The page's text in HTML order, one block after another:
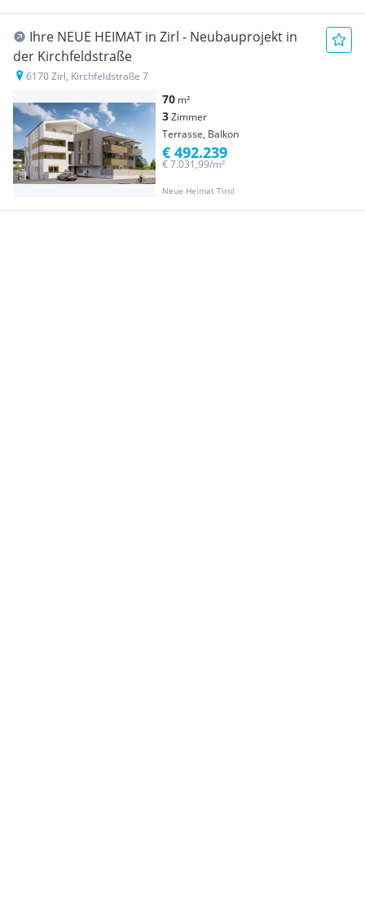
Ihre NEUE HEIMAT in Zirl - Neubauprojekt in
der Kirchfeldstraße
6170 Zirl, Kirchfeldstraße 7
70 m²
3Zimmer
Terrasse, Balkon
Neue Heimat Tirol
€ 7.031,99/m²
€ 492.239